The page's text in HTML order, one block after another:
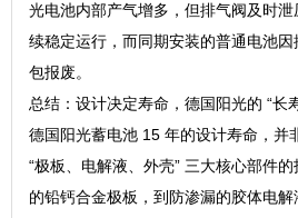
光电池内部产气增多，但排气阀及时
续稳定运行，而同期安装的普通电池
包报废。
总结：设计决定寿命，德国阳光的 “长
德国阳光蓄电池 15 年的设计寿命，并
“极板、电解液、外壳” 三大核心部件
的铅钙合金极板，到防渗漏的胶体电